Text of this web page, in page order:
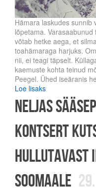
Hämara laskudes sunnib
lõpetama.
võtab hetke aega, et
toahämaraga harjuks.
nii, ei teagi täpselt.
kaemuste kohta teinud
Peegel. Ühed iseäranis
Loe lisaks
Neljas
Kontsert
hullutavast
Soomaale